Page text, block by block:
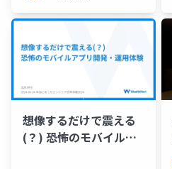
想像するだけで震える
(？) 恐怖のモバイルア